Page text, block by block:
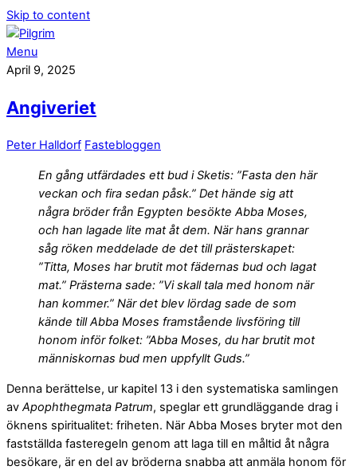
Skip to content
Menu
April 9, 2025
Angiveriet
Peter Halldorf Fastebloggen
En gång utfärdades ett bud i Sketis: ”Fasta den här
veckan och fira sedan påsk.” Det hände sig att
några bröder från Egypten besökte Abba Moses,
och han lagade lite mat åt dem. När hans grannar
såg röken meddelade de det till prästerskapet:
”Titta, Moses har brutit mot fädernas bud och lagat
mat.” Prästerna sade: ”Vi skall tala med honom när
han kommer.” När det blev lördag sade de som
kände till Abba Moses framstående livsföring till
honom inför folket: ”Abba Moses, du har brutit mot
människornas bud men uppfyllt Guds.”
Denna berättelse, ur kapitel 13 i den systematiska samlingen
av Apophthegmata Patrum, speglar ett grundläggande drag i
öknens spiritualitet: friheten. När Abba Moses bryter mot den
fastställda fasteregeln genom att laga till en måltid åt några
besökare, är en del av bröderna snabba att anmäla honom för